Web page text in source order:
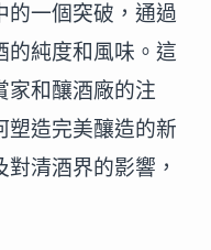
的一個突破，通過
的純度和風味。這
家和釀酒廠的注
塑造完美釀造的新
清酒界的影響，